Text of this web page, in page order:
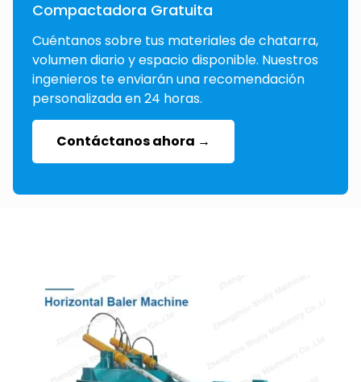
Compactadora Gratuita
Cuéntanos sobre tus materiales de chatarra,
volumen diario y espacio disponible. Nuestros
ingenieros te enviarán una recomendación
personalizada en 24 horas.
Contáctanos ahora →